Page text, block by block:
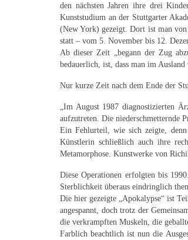
den nächsten Jahren ihre drei
Kunststudium an der Stuttgarter
(New York) gezeigt. Dort ist man von
statt – vom 5. November bis 12.
Ab dieser Zeit „begann der Zug
bedauerlich, ist, dass man im
Nur kurze Zeit nach dem Ende der
„Im August 1987 diagnostizierten
aufzutreten. Die niederschmetternde
Ein Fehlurteil, wie sich zeigte,
Künstlerin schließlich auch ihre
Metamorphose. Kunstwerke von
Diese Operationen erfolgten bis
Sterblichkeit überaus eindringlich
Die hier gezeigte „Apokalypse“ ist
angespannt, doch trotz der
die verkrampften Muskeln, die
Farblich beachtlich ist nun die